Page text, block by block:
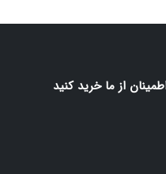
از ما خريد كنيد